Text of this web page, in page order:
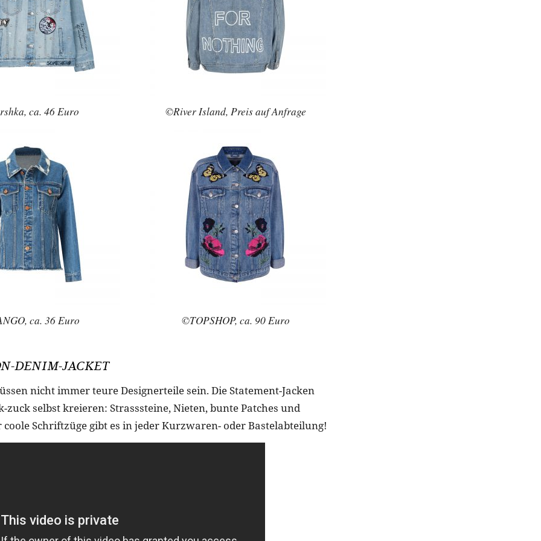
ca. 46 Euro ©River Island, Preis auf Anfrage
ca. 36 Euro ©TOPSHOP, ca. 90 Euro
DENIM-JACKET
nicht immer teure Designerteile sein. Die Statement-Jacken
zuck selbst kreieren: Strasssteine, Nieten, bunte Patches und
Schriftzüge gibt es in jeder Kurzwaren- oder Bastelabteilung!